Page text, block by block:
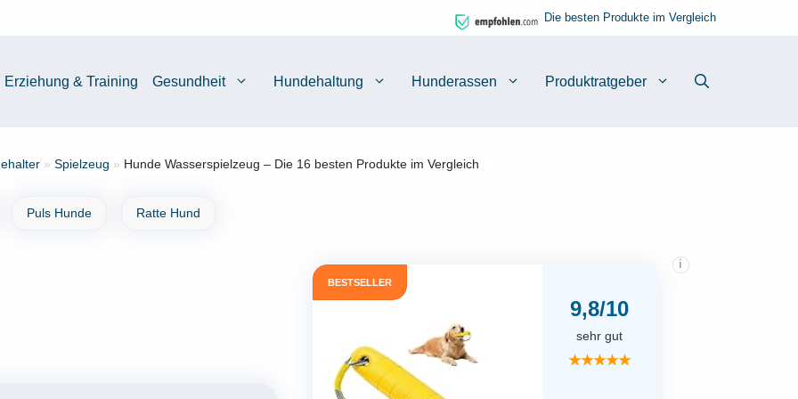
Die besten Produkte im Vergleich
Erziehung & Training Gesundheit Hundehaltung Hunderassen Produktratgeber
» Spielzeug » Hunde Wasserspielzeug – Die 16 besten Produkte im Vergleich
Puls Hunde Ratte Hund
BESTSELLER
9,8/10
i
sehr gut
★★★★★